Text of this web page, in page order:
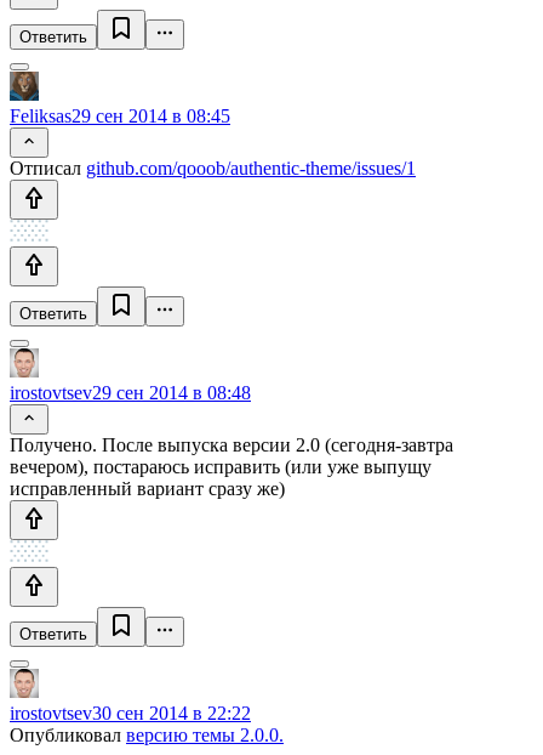
Ответить
Feliksas29 сен 2014 в 08:45
Отписал github.com/qooob/authentic-theme/issues/1
Ответить
irostovtsev29 сен 2014 в 08:48
Получено. После выпуска версии 2.0 (сегодня-завтра
вечером), постараюсь исправить (или уже выпущу
исправленный вариант сразу же)
Ответить
irostovtsev30 сен 2014 в 22:22
Опубликовал версию темы 2.0.0.